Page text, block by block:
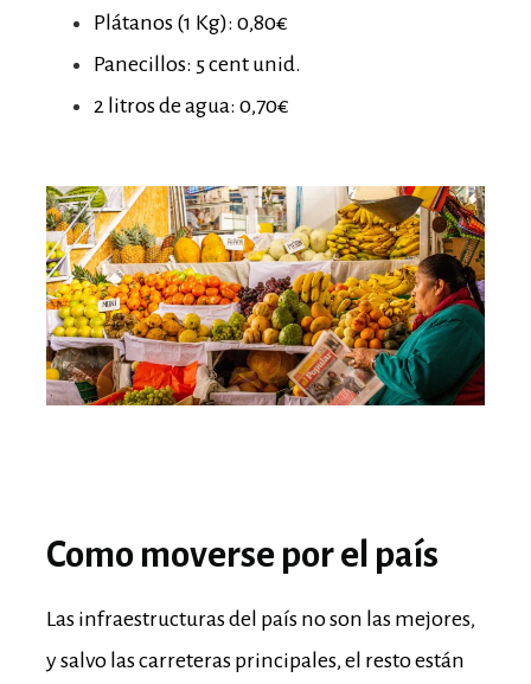
Plátanos (1 Kg): 0,80€
Panecillos: 5 cent unid.
2 litros de agua: 0,70€
Como moverse por el país
Las infraestructuras del país no son las mejores,
y salvo las carreteras principales, el resto están